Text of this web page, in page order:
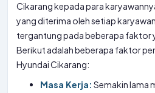
Cikarang kepada para
yang diterima oleh setiap
tergantung pada beberapa faktor
Berikut adalah beberapa faktor
Hyundai Cikarang:
Masa Kerja: Semakin lama